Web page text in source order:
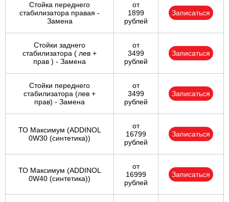
Стойка переднего
стабилизатора правая -
Замена
от
1899
рублей
Записаться
Стойки заднего
стабилизатора ( лев +
прав ) - Замена
от
3499
рублей
Записаться
Стойки переднего
стабилизатора (лев +
прав) - Замена
от
3499
рублей
Записаться
ТО Максимум (ADDINOL
0W30 (синтетика))
от
16799
рублей
Записаться
ТО Максимум (ADDINOL
0W40 (синтетика))
от
16999
рублей
Записаться